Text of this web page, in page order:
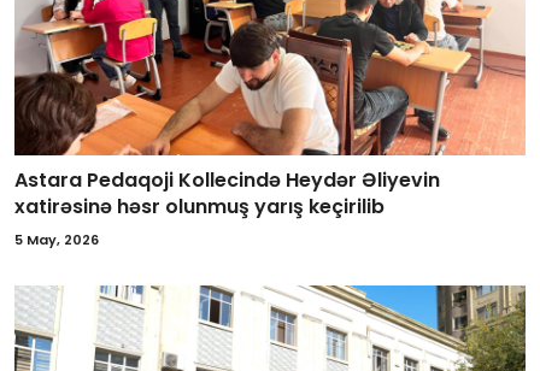
Astara Pedaqoji Kollecində Heydər Əliyevin
xatirəsinə həsr olunmuş yarış keçirilib
5 May, 2026